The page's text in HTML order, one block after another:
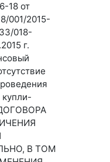
18 от
001/2015-
018-
г.
В ТОМ